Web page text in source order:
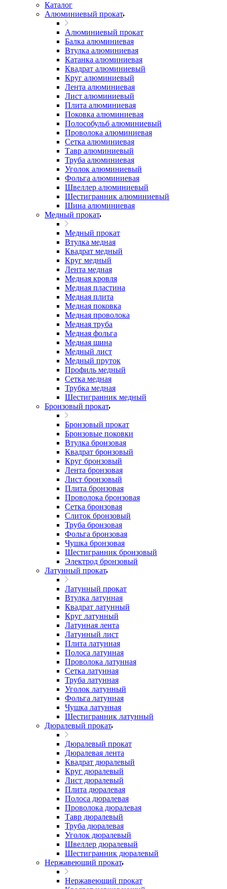
Каталог
Алюминиевый прокат
Алюминиевый прокат
Балка алюминиевая
Втулка алюминиевая
Катанка алюминиевая
Квадрат алюминиевый
Круг алюминиевый
Лента алюминиевая
Лист алюминиевый
Плита алюминиевая
Поковка алюминиевая
Полособульб алюминиевый
Проволока алюминиевая
Сетка алюминиевая
Тавр алюминиевый
Труба алюминиевая
Уголок алюминиевый
Фольга алюминиевая
Швеллер алюминиевый
Шестигранник алюминиевый
Шина алюминиевая
Медный прокат
Медный прокат
Втулка медная
Квадрат медный
Круг медный
Лента медная
Медная кровля
Медная пластина
Медная плита
Медная поковка
Медная проволока
Медная труба
Медная фольга
Медная шина
Медный лист
Медный пруток
Профиль медный
Сетка медная
Трубка медная
Шестигранник медный
Бронзовый прокат
Бронзовый прокат
Бронзовые поковки
Втулка бронзовая
Квадрат бронзовый
Круг бронзовый
Лента бронзовая
Лист бронзовый
Плита бронзовая
Проволока бронзовая
Сетка бронзовая
Слиток бронзовый
Труба бронзовая
Фольга бронзовая
Чушка бронзовая
Шестигранник бронзовый
Электрод бронзовый
Латунный прокат
Латунный прокат
Втулка латунная
Квадрат латунный
Круг латунный
Латунная лента
Латунный лист
Плита латунная
Полоса латунная
Проволока латунная
Сетка латунная
Труба латунная
Уголок латунный
Фольга латунная
Чушка латунная
Шестигранник латунный
Дюралевый прокат
Дюралевый прокат
Дюралевая лента
Квадрат дюралевый
Круг дюралевый
Лист дюралевый
Плита дюралевая
Полоса дюралевая
Проволока дюралевая
Тавр дюралевый
Труба дюралевая
Уголок дюралевый
Швеллер дюралевый
Шестигранник дюралевый
Нержавеющий прокат
Нержавеющий прокат